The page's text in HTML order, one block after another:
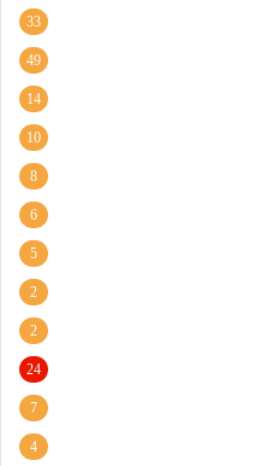
33
49
14
10
8
6
5
2
2
24
7
4